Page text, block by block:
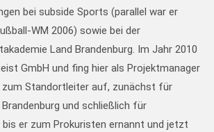
bei subside Sports (parallel war er
WM 2006) sowie bei der
Land Brandenburg. Im Jahr 2010
GmbH und fing hier als Projektmanager
zum Standortleiter auf, zunächst für
und schließlich für
bis er zum Prokuristen ernannt und jetzt